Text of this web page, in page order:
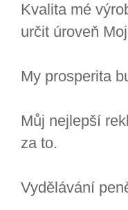
Kvalita mé
určit úroveň
My prosperita
Můj nejlepší
za to.
Vydělávání